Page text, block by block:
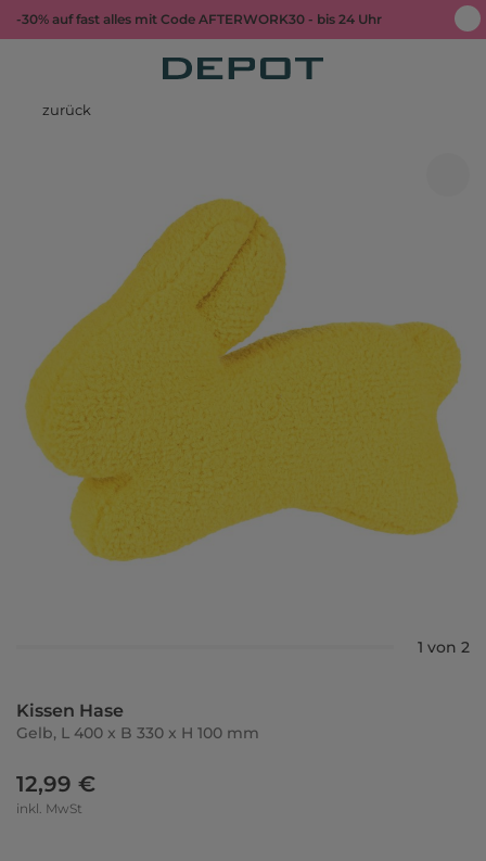
-30% auf fast alles mit Code AFTERWORK30 - bis 24 Uhr
zurück
1 von 2
Kissen Hase
Gelb, L 400 x B 330 x H 100 mm
12,99 €
inkl. MwSt